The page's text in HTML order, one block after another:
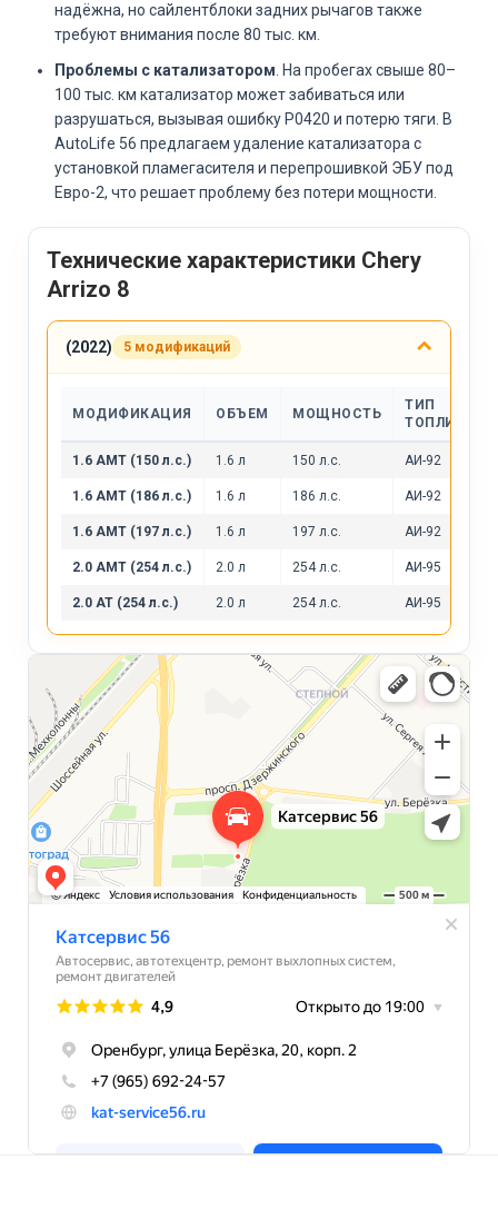
надёжна, но сайлентблоки задних рычагов также
требуют внимания после 80 тыс. км.
Проблемы с катализатором . На пробегах свыше 80–
100 тыс. км катализатор может забиваться или
разрушаться, вызывая ошибку P0420 и потерю тяги. В
AutoLife 56 предлагаем удаление катализатора с
установкой пламегасителя и перепрошивкой ЭБУ под
Евро-2, что решает проблему без потери мощности.
Технические характеристики Chery
Arrizo 8
(2022) 5 модификаций
МОДИФИКАЦИЯ ОБЪЕМ МОЩНОСТЬ
ТИП
ТОПЛИВА
1.6 AMT (150 л.с.) 1.6 л 150 л.с. АИ-92
1.6 AMT (186 л.с.) 1.6 л 186 л.с. АИ-92
1.6 AMT (197 л.с.) 1.6 л 197 л.с. АИ-92
2.0 AMT (254 л.с.) 2.0 л 254 л.с. АИ-95
2.0 AT (254 л.с.) 2.0 л 254 л.с. АИ-95